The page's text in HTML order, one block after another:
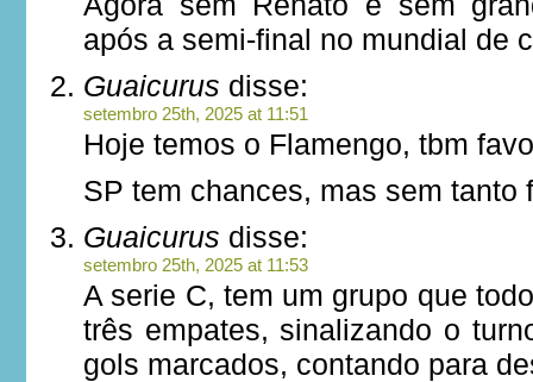
após a semi-final no mundial de
Guaicurus disse:
setembro 25th, 2025 at 11:51
Hoje temos o Flamengo, tbm
SP tem chances, mas sem tanto
Guaicurus disse:
setembro 25th, 2025 at 11:53
A serie C, tem um grupo que
três empates, sinalizando o
gols marcados, contando para